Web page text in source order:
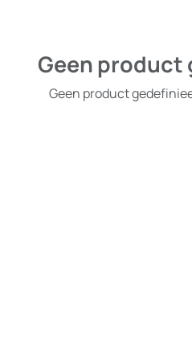
Geen product
Geen product